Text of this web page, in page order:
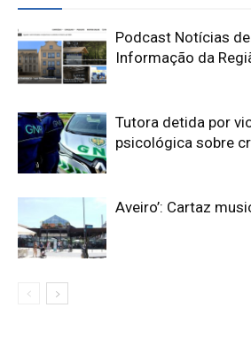
Podcast Notícias
Informação da
Tutora detida por
psicológica sobre
Aveiro’: Cartaz